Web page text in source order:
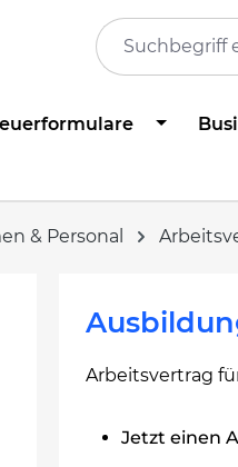
& Personal
Arbeitsvertrag
Jetzt einen